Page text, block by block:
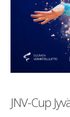
JNV-Cup